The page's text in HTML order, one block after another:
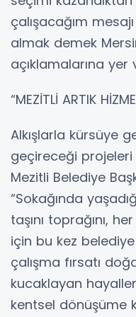
çalışacağım
almak demek
açıklamalarına yer
“MEZİTLİ ARTIK
Alkışlarla kürsüye
geçireceği
Mezitli Belediye
“Sokağında
taşını toprağını,
için bu kez
çalışma fırsatı
kucaklayan
kentsel dönüşüme